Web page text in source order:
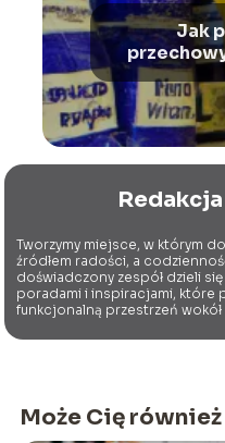
Jak
Tworzymy miejsce, w którym
źródłem radości, a
doświadczony zespół dzieli
poradami i inspiracjami, które
funkcjonalną przestrzeń wokół
Może Cię